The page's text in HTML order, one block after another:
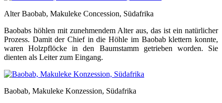
Alter Baobab, Makuleke Concession, Südafrika
Baobabs höhlen mit zunehmendem Alter aus, das ist ein natürlicher
Prozess. Damit der Chief in die Höhle im Baobab klettern konnte,
waren Holzpflöcke in den Baumstamm getrieben worden. Sie
dienten als Leiter zum Eingang.
Baobab, Makuleke Konzession, Südafrika